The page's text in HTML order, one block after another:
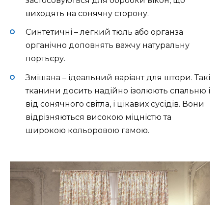
виходять на сонячну сторону.
Синтетичні – легкий тюль або органза
органічно доповнять важчу натуральну
портьєру.
Змішана – ідеальний варіант для штори. Такі
тканини досить надійно ізолюють спальню і
від сонячного світла, і цікавих сусідів. Вони
відрізняються високою міцністю та
широкою кольоровою гамою.